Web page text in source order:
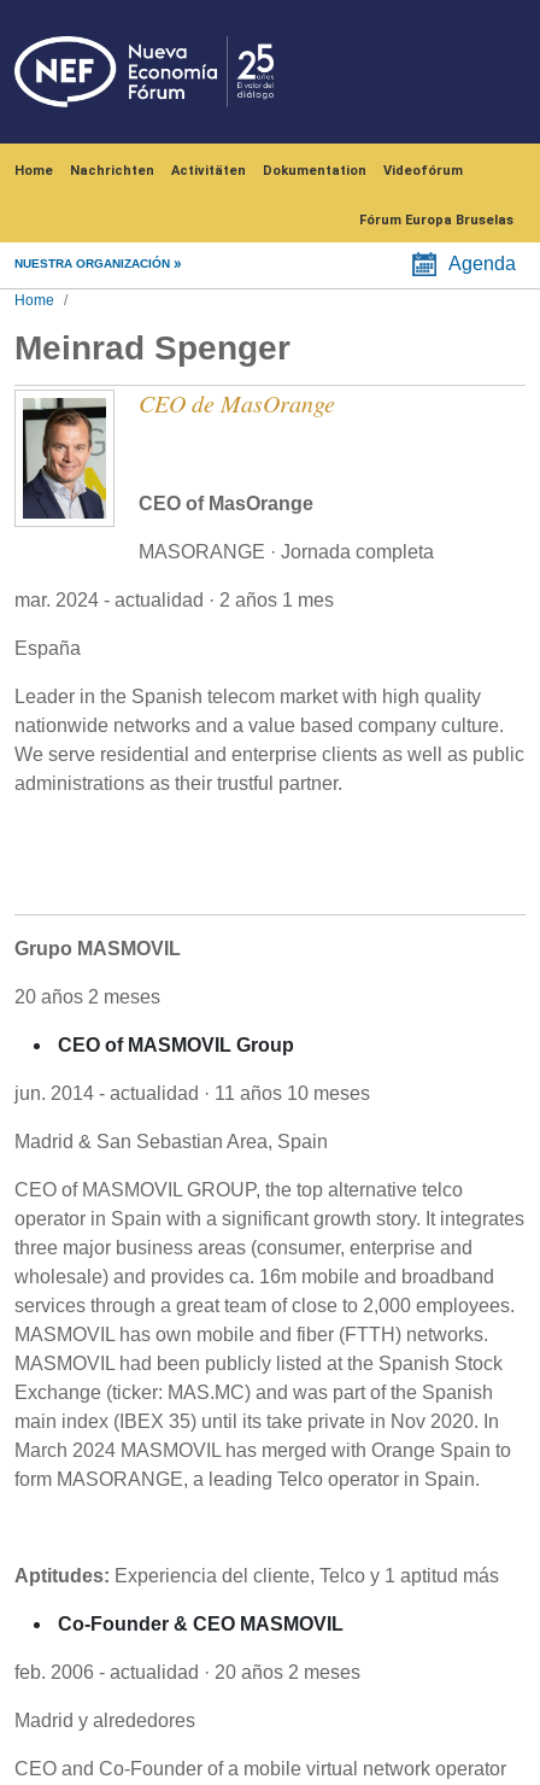
Home Nachrichten Activitäten Dokumentation Videofórum
Fórum Europa Bruselas
NUESTRA ORGANIZACIÓN Agenda
Home
Meinrad Spenger
CEO de MasOrange
CEO of MasOrange
MASORANGE · Jornada completa
mar. 2024 - actualidad · 2 años 1 mes
España
Leader in the Spanish telecom market with high quality
nationwide networks and a value based company culture.
We serve residential and enterprise clients as well as public
administrations as their trustful partner.
Grupo MASMOVIL
20 años 2 meses
CEO of MASMOVIL Group
jun. 2014 - actualidad · 11 años 10 meses
Madrid & San Sebastian Area, Spain
CEO of MASMOVIL GROUP, the top alternative telco
operator in Spain with a significant growth story. It integrates
three major business areas (consumer, enterprise and
wholesale) and provides ca. 16m mobile and broadband
services through a great team of close to 2,000 employees.
MASMOVIL has own mobile and fiber (FTTH) networks.
MASMOVIL had been publicly listed at the Spanish Stock
Exchange (ticker: MAS.MC) and was part of the Spanish
main index (IBEX 35) until its take private in Nov 2020. In
March 2024 MASMOVIL has merged with Orange Spain to
form MASORANGE, a leading Telco operator in Spain.
Aptitudes: Experiencia del cliente, Telco y 1 aptitud más
Co-Founder & CEO MASMOVIL
feb. 2006 - actualidad · 20 años 2 meses
Madrid y alrededores
CEO and Co-Founder of a mobile virtual network operator